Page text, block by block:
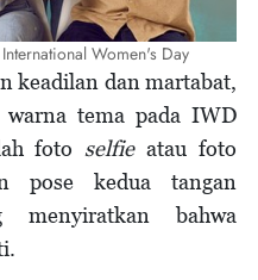
Women's Day
keadilan dan martabat,
tema pada IWD
foto selfieatau foto
pose kedua tangan
menyiratkan bahwa